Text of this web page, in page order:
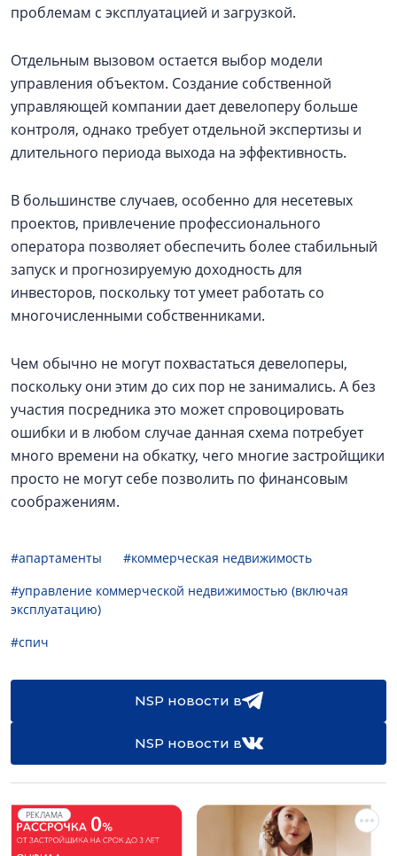
проблемам с эксплуатацией и загрузкой.
Отдельным вызовом остается выбор модели
управления объектом. Создание собственной
управляющей компании дает девелоперу больше
контроля, однако требует отдельной экспертизы и
длительного периода выхода на эффективность.
В большинстве случаев, особенно для несетевых
проектов, привлечение профессионального
оператора позволяет обеспечить более стабильный
запуск и прогнозируемую доходность для
инвесторов, поскольку тот умеет работать со
многочисленными собственниками.
Чем обычно не могут похвастаться девелоперы,
поскольку они этим до сих пор не занимались. А без
участия посредника это может спровоцировать
ошибки и в любом случае данная схема потребует
много времени на обкатку, чего многие застройщики
просто не могут себе позволить по финансовым
соображениям.
#апартаменты
#коммерческая недвижимость
#управление коммерческой недвижимостью (включая
эксплуатацию)
#спич
NSP новости в
NSP новости в
РЕКЛАМА